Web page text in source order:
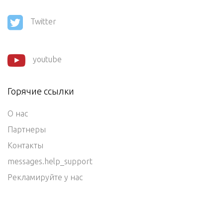
Twitter
youtube
Горячие ссылки
О нас
Партнеры
Контакты
messages.help_support
Рекламируйте у нас